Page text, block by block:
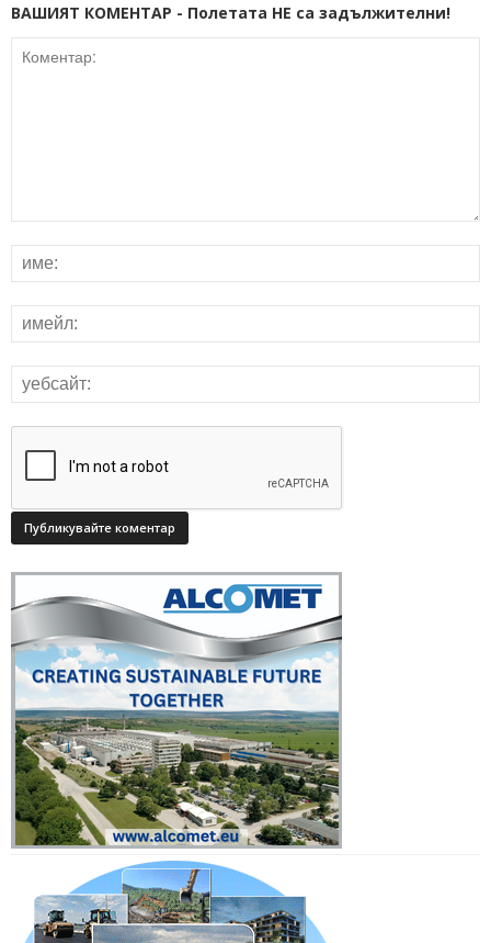
ВАШИЯТ КОМЕНТАР - Полетата НЕ са задължителни!